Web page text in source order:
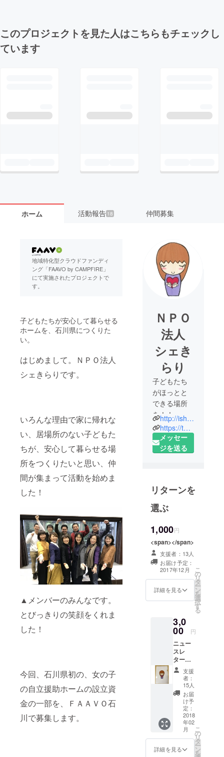
このプロジェクトを見た人はこちらもチェックし
ています
ホーム 活動報告 18 仲間募集
地域特化型クラウドファンディ
ング「FAAVO by CAMPFIRE」
にて実施されたプロジェクトで
す。
子どもたちが安心して暮らせる
ホームを、石川県につくりた
い。
はじめまして。ＮＰＯ法人
シェきらりです。
いろんな理由で家に帰れな
い、居場所のない子どもた
ちが、安心して暮らせる場
所をつくりたいと思い、仲
間が集まって活動を始めま
した！
▲メンバーのみんなです。
とびっきりの笑顔をくれま
した！
今回、石川県初の、女の子
の自立援助ホームの設立資
金の一部を、ＦＡＡＶＯ石
川で募集します。
ＮＰＯ
法人
シェき
らり
子どもたち
がほっとと
できる場所
を！！
虐待、家族
の病気や死
別、恋人か
ない、居場
所がない子
ども達がい
ます。
石川県には
長い間、１
０代後半の
子ども達の
ための施設
である自立
がありませ
んでした。
羽を休める
場所が絶対
に必要だ。
無いならつ
くろう！！
そんな思い
で、石川県
内の福祉関
http://ishikawa.chezkirari.org/
https://twitter.com/chezkirari
メッセー
ジを送る
リターンを
選ぶ
1,000円
<span></span>
支援者：13人
お届け予定：
2017年12月
詳細を見る
こ
の
リ
タ
ー
ン
を
選
択
す
る
3,0
00 円
ニュー
スレ
ター
『シェ
きらり
通信
SALUT
！（サ
リュ！
）』を
毎年定
期的に
発行
し、お
支援
者：
15人
お届
け予
定：
2018
年02
月
詳細を見る
こ
の
リ
タ
ー
ン
を